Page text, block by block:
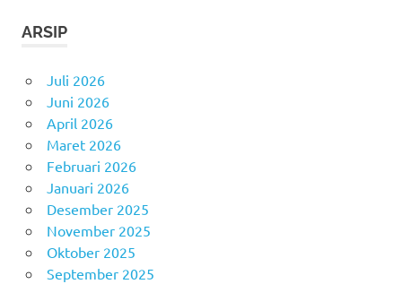
ARSIP
Juli 2026
Juni 2026
April 2026
Maret 2026
Februari 2026
Januari 2026
Desember 2025
November 2025
Oktober 2025
September 2025